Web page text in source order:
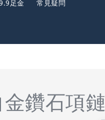
足金 常見疑問
鑽石項鏈